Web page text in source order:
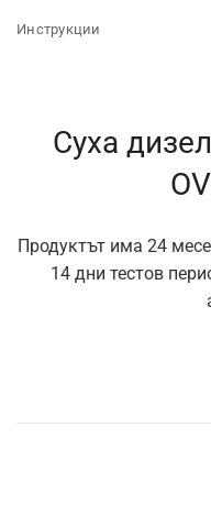
Инструкции
Суха
Продуктът има 24
14 дни тестов